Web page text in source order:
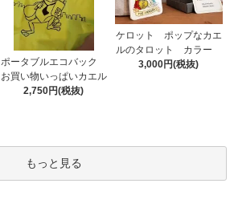
ポータブルエコバック
お買い物いっぱいカエル
2,750円(税抜)
ケロット ポップなカエ
ルのタロット カラー
3,000円(税抜)
もっと見る